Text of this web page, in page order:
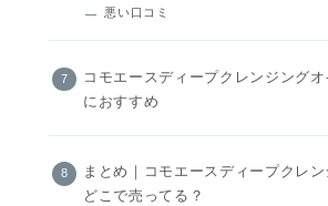
悪い口コミ
コモエースディープクレンジングオ
におすすめ
まとめ｜コモエースディープクレ
どこで売ってる？